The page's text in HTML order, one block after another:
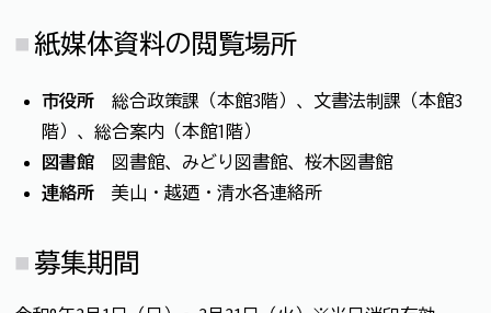
紙媒体資料の閲覧場所
市役所 総合政策課（本館3階）、文書法制課（本館3
階）、総合案内（本館1階）
図書館
図書館、みどり図書館、桜木図書館
連絡所 美山・越廼・清水各連絡所
募集期間